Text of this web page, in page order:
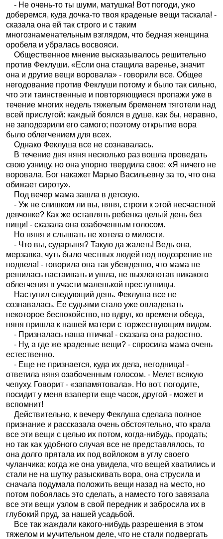
- Не очень-то ты шуми, матушка! Вот погоди, ужо
доберемся, куда дочка-то твоя краденые вещи таскала! -
сказала она ей так строго и с таким
многознаменательным взглядом, что бедная женщина
оробела и убралась восвояси.
Общественное мнение высказывалось решительно
против Феклуши. «Если она стащила варенье, значит
она и другие вещи воровала» - говорили все. Общее
негодование против Феклуши потому и было так сильно,
что эти таинственные и повторяющиеся пропажи уже в
течение многих недель тяжелым бременем тяготели над
всей прислугой: каждый боялся в душе, как бы, неравно,
не заподозрили его самого; поэтому открытие вора
было облегчением для всех.
Однако Феклуша все не сознавалась.
В течение дня няня несколько раз вошла проведать
свою узницу, но она упорно твердила свое: «Я ничего не
воровала. Бог накажет Марью Васильевну за то, что она
обижает сироту».
Под вечер мама зашла в детскую.
- Уж не слишком ли вы, няня, строги к этой несчастной
девчонке? Как же оставлять ребенка целый день без
пищи! - сказала она озабоченным голосом.
Но няня и слышать не хотела о милости.
- Что вы, сударыня? Такую да жалеть! Ведь она,
мерзавка, чуть было честных людей под подозрение не
подвела! - говорила она так убежденно, что мама не
решилась настаивать и ушла, не выхлопотав никакого
облегчения в участи маленькой преступницы.
Наступил следующий день. Феклуша все не
сознавалась. Ее судьями стало уже овладевать
некоторое беспокойство, но вдруг, ко времени обеда,
няня пришла к нашей матери с торжествующим видом.
- Призналась наша птичка! - сказала она радостно.
- Ну, а где же краденые вещи? - спросила мама очень
естественно.
- Еще не признается, куда их дела, негодница! -
ответила няня озабоченным голосом. - Мелет всякую
чепуху. Говорит - «запамятовала». Но вот, погодите,
посидит у меня взаперти еще часок, другой - может и
вспомнит!
Действительно, к вечеру Феклуша сделала полное
признание и рассказала очень обстоятельно, что крала
все эти вещи с целью их потом, когда-нибудь, продать;
но так как удобного случая все не представлялось, то
она долго прятала их под войлоком в углу своего
чуланчика; когда же она увидела, что вещей хватились и
стали не на шутку разыскивать вора, она струсила и
сначала подумала положить вещи назад на место, но
потом побоялась это сделать, а наместо того завязала
все эти вещи узлом в свой передник и забросила их в
глубокий пруд, за нашей усадьбой.
Все так жаждали какого-нибудь разрешения в этом
тяжелом и мучительном деле, что не стали подвергать